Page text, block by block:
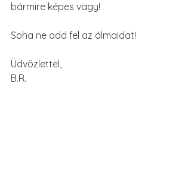
bármire képes vagy!
Soha ne add fel az álmaidat!
Üdvözlettel,
B.R.